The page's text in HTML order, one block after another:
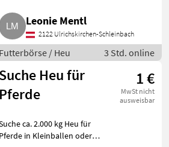
wünschenswert. Falls jemand
Passendes anzubie
Leonie Mentl
2122 Ulrichskirchen-Schleinbach
Futterbörse / Heu 3 Std. online
Suche Heu für
Pferde
1 €
MwSt nicht
ausweisbar
ca. 2.000 kg Heu für
Pferde in Kleinballen oder